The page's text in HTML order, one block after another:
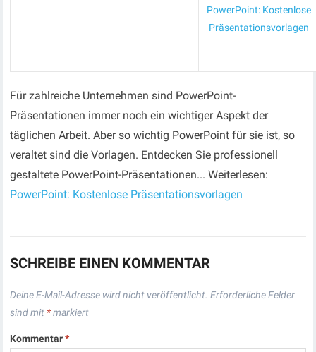
PowerPoint: Kostenlose
Präsentationsvorlagen
Für zahlreiche Unternehmen sind PowerPoint-
Präsentationen immer noch ein wichtiger Aspekt der
täglichen Arbeit. Aber so wichtig PowerPoint für sie ist, so
veraltet sind die Vorlagen. Entdecken Sie professionell
gestaltete PowerPoint-Präsentationen... Weiterlesen:
PowerPoint: Kostenlose Präsentationsvorlagen
SCHREIBE EINEN KOMMENTAR
Deine E-Mail-Adresse wird nicht veröffentlicht. Erforderliche Felder
sind mit *markiert
Kommentar*